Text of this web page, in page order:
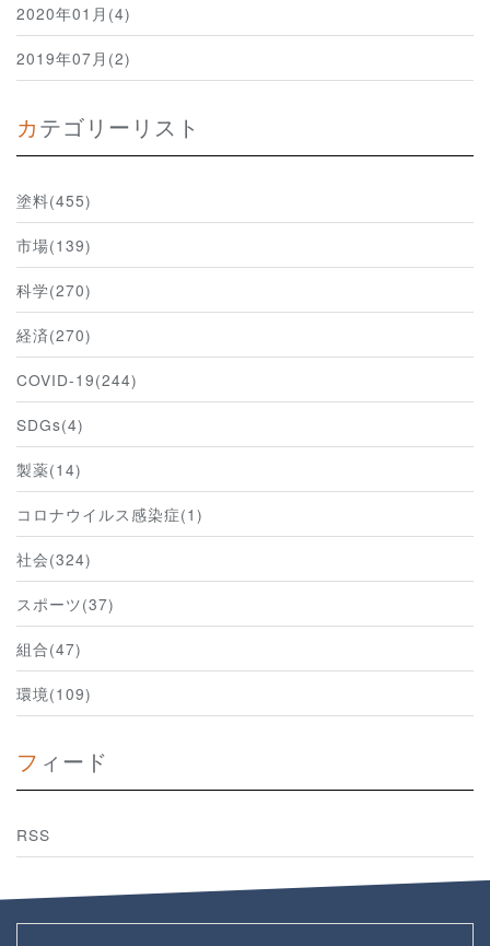
2020年01月(4)
2019年07月(2)
カテゴリーリスト
塗料(455)
市場(139)
科学(270)
経済(270)
COVID-19(244)
SDGs(4)
製薬(14)
コロナウイルス感染症(1)
社会(324)
スポーツ(37)
組合(47)
環境(109)
フィード
RSS